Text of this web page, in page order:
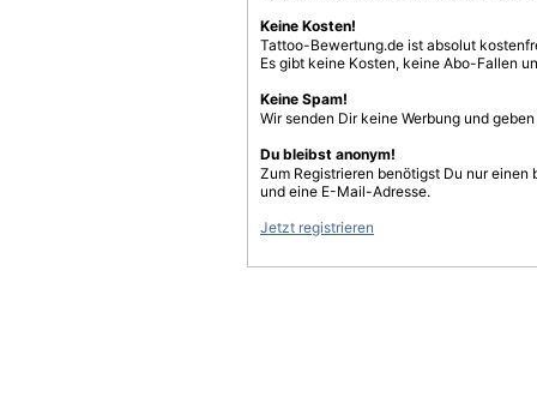
Keine Kosten!
Tattoo-Bewertung.de ist absolut
Es gibt keine Kosten, keine Abo-Fallen
Keine Spam!
Wir senden Dir keine Werbung und
Du bleibst anonym!
Zum Registrieren benötigst Du nur einen
und eine E-Mail-Adresse.
Jetzt registrieren